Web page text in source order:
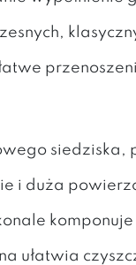
i duża
ułatwia